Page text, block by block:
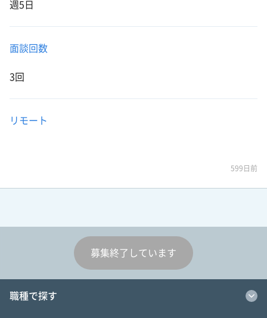
週5日
面談回数
3回
リモート
599日前
募集終了しています
職種で探す